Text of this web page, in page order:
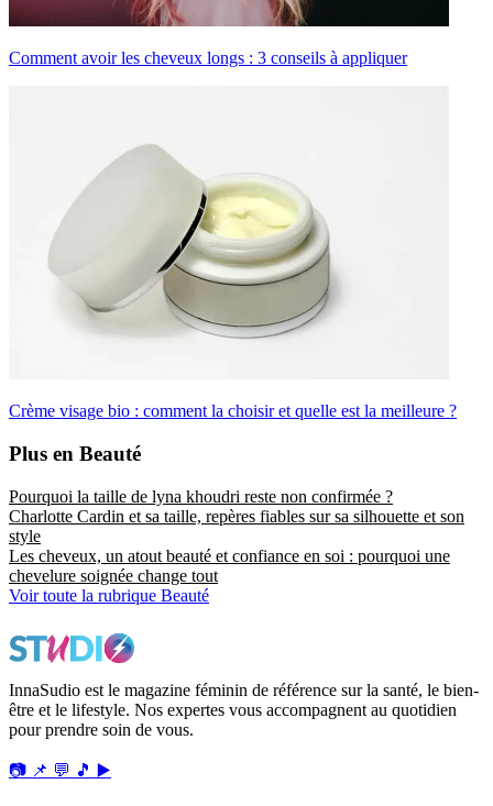
Comment avoir les cheveux longs : 3 conseils à appliquer
Crème visage bio : comment la choisir et quelle est la meilleure ?
Plus en Beauté
Pourquoi la taille de lyna khoudri reste non confirmée ?
Charlotte Cardin et sa taille, repères fiables sur sa silhouette et son
style
Les cheveux, un atout beauté et confiance en soi : pourquoi une
chevelure soignée change tout
Voir toute la rubrique Beauté
InnaSudio est le magazine féminin de référence sur la santé, le bien-
être et le lifestyle. Nos expertes vous accompagnent au quotidien
pour prendre soin de vous.
📷 📌 💬 🎵 ▶️